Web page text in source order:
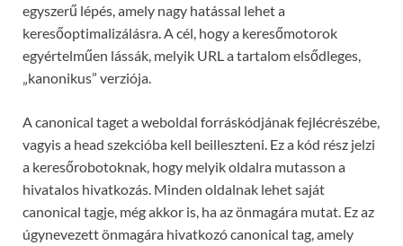
egyszerű lépés, amely nagy hatással lehet a
keresőoptimalizálásra. A cél, hogy a keresőmotorok
egyértelműen lássák, melyik URL a tartalom elsődleges,
„kanonikus” verziója.
A canonical taget a weboldal forráskódjának fejlécrészébe,
vagyis a head szekcióba kell beilleszteni. Ez a kód rész jelzi
a keresőrobotoknak, hogy melyik oldalra mutasson a
hivatalos hivatkozás. Minden oldalnak lehet saját
canonical tagje, még akkor is, ha az önmagára mutat. Ez az
úgynevezett önmagára hivatkozó canonical tag, amely